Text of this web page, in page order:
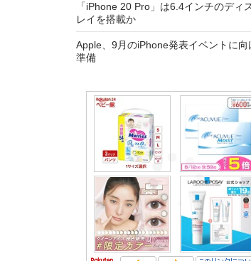
「iPhone 20 Pro」は6.4インチのディ
レイを搭載か
Apple、9月のiPhone発表イベントに向
準備